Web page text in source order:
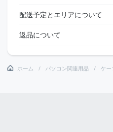
配送予定とエリアについて
返品について
ホーム パソコン関連用品 ケ